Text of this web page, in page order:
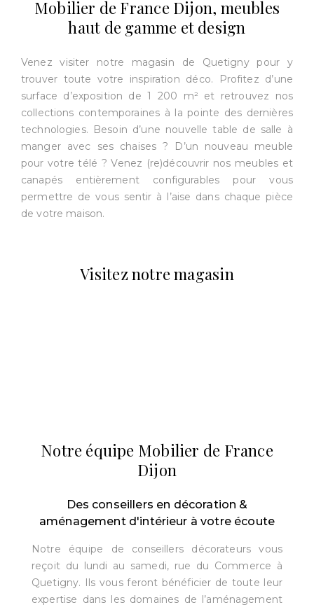
Mobilier de France Dijon, meubles
haut de gamme et design
Venez visiter notre magasin de Quetigny pour y
trouver toute votre inspiration déco. Profitez d’une
surface d’exposition de 1 200 m² et retrouvez nos
collections contemporaines à la pointe des dernières
technologies. Besoin d’une nouvelle table de salle à
manger avec ses chaises ? D’un nouveau meuble
pour votre télé ? Venez (re)découvrir nos meubles et
canapés entièrement configurables pour vous
permettre de vous sentir à l’aise dans chaque pièce
de votre maison.
Visitez notre magasin
Notre équipe Mobilier de France
Dijon
Des conseillers en décoration &
aménagement d'intérieur à votre écoute
Notre équipe de conseillers décorateurs vous
reçoit du lundi au samedi, rue du Commerce à
Quetigny. Ils vous feront bénéficier de toute leur
expertise dans les domaines de l’aménagement